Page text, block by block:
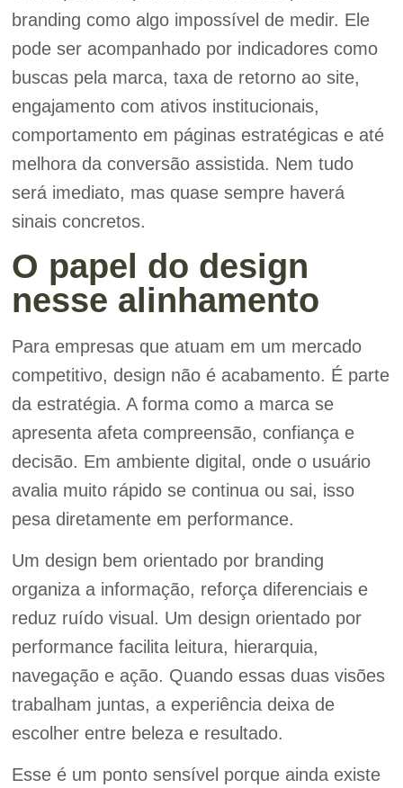
branding como algo impossível de medir. Ele
pode ser acompanhado por indicadores como
buscas pela marca, taxa de retorno ao site,
engajamento com ativos institucionais,
comportamento em páginas estratégicas e até
melhora da conversão assistida. Nem tudo
será imediato, mas quase sempre haverá
sinais concretos.
O papel do design
nesse alinhamento
Para empresas que atuam em um mercado
competitivo, design não é acabamento. É parte
da estratégia. A forma como a marca se
apresenta afeta compreensão, confiança e
decisão. Em ambiente digital, onde o usuário
avalia muito rápido se continua ou sai, isso
pesa diretamente em performance.
Um design bem orientado por branding
organiza a informação, reforça diferenciais e
reduz ruído visual. Um design orientado por
performance facilita leitura, hierarquia,
navegação e ação. Quando essas duas visões
trabalham juntas, a experiência deixa de
escolher entre beleza e resultado.
Esse é um ponto sensível porque ainda existe